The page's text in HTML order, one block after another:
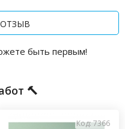
быть первым!
🔨
Код: 7366